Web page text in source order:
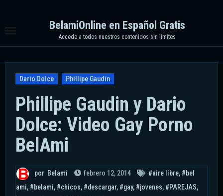
contenido
BelamiOnline en Español Gratis
Accede a todos nuestros contenidos sin límites
Dario Dolce Phillipe Gaudin
Phillipe Gaudin y Dario
Dolce: Video Gay Porno
BelAmi
por Belami febrero 12, 2014 #aire libre, #bel
ami, #belami, #chicos, #descargar, #gay, #jovenes, #PAREJAS,